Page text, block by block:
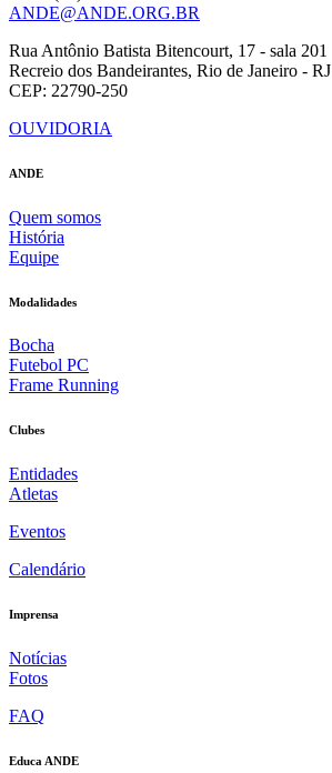
ANDE@ANDE.ORG.BR
Rua Antônio Batista Bitencourt, 17 - sala 201
Recreio dos Bandeirantes, Rio de Janeiro - RJ
CEP: 22790-250
OUVIDORIA
ANDE
Quem somos
História
Equipe
Modalidades
Bocha
Futebol PC
Frame Running
Clubes
Entidades
Atletas
Eventos
Calendário
Imprensa
Notícias
Fotos
FAQ
Educa ANDE